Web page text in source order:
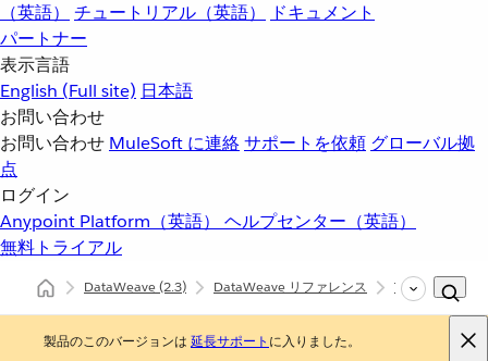
（英語）
チュートリアル（英語）
ドキュメント
パートナー
表示言語
English (Full site) 日本語
お問い合わせ
お問い合わせ MuleSoft に連絡サポートを依頼 グローバル拠
点
ログイン
Anypoint Platform（英語） ヘルプセンター（英語）
無料トライアル
DataWeave(2.3) DataWeave リファレンス Types
製品のこのバージョンは 延長サポート に入りました。